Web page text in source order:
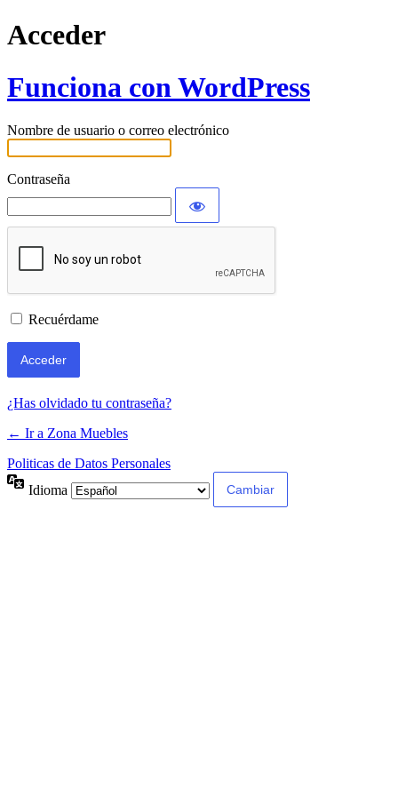
Acceder
Funciona con WordPress
Nombre de usuario o correo electrónico
Contraseña
Recuérdame
¿Has olvidado tu contraseña?
← Ir a Zona Muebles
Politicas de Datos Personales
Idioma